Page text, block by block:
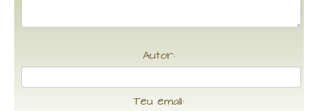
Autor:
Teu email: